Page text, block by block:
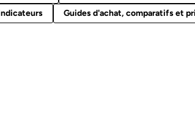
Guides d'achat, comparatifs et